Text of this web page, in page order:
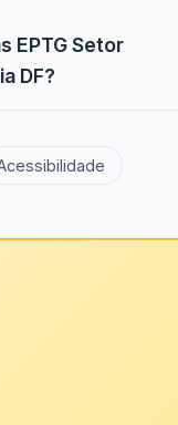
EPTG Setor
DF?